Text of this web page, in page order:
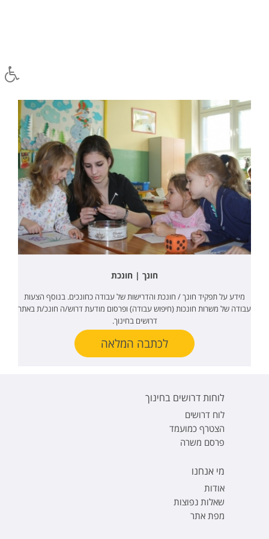
חונך | חונכת
מידע על תפקיד חונך / חונכת והדרישות של עבודה כחונכים. בנוסף הצעות
עבודה של משרות חונכות (חיפוש עבודה) ופרסום מודעת דרוש/ה חונכ/ת באתר
דרושים בחינוך.
לכתבה המלאה
לוחות דרושים בחינוך
לוח דרושים
הצטרף כמועמד
פרסם משרה
מי אנחנו
אודות
שאלות נפוצות
מפת אתר